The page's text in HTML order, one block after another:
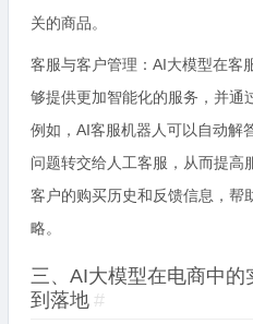
关的商品。
客服与客户管理：AI大模型在客
够提供更加智能化的服务，并通
例如，AI客服机器人可以自动解
问题转交给人工客服，从而提高
客户的购买历史和反馈信息，帮
略。
三、AI大模型在电商中的
到落地 #